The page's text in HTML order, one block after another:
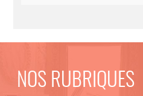
NOS RUBRIQUES